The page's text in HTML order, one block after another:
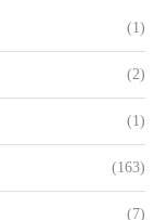
(1)
(2)
(1)
(163)
(7)